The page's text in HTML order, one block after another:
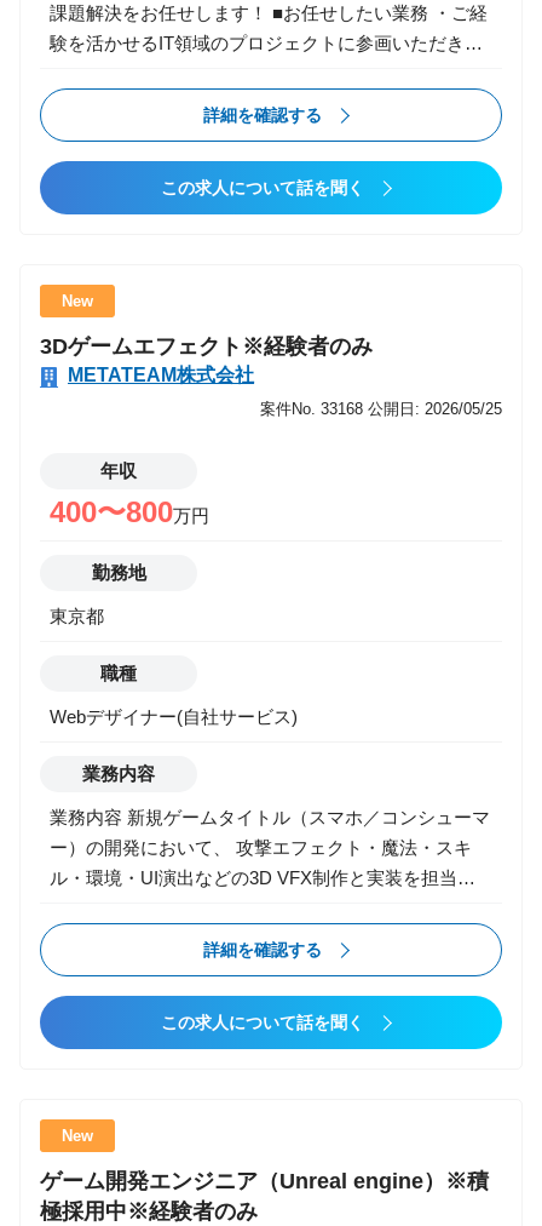
課題解決をお任せします！ ■お任せしたい業務 ・ご経
験を活かせるIT領域のプロジェクトに参画いただき、
ら担当プロジェクトを完遂 ・要件定義などの上流工程
から携わりプロジェクトでメンバーとして担当領域を
実施 ・PM/PMO案件を複数経験しながらコンサルティ
ング案件にチャレンジ ・拡大・成長する西日本拠点の
コンサルタントとしてキャリアアップしたい方 （スキ
ルアップ、年収アップ） ・会社の成長とともに、自身
も成長していきたい方 ・上流工程から参画し、大企業
に対しバリューを提供していきたい方 ■プロジェクト
対応、ログ監視等の各種領域に関するセキュリティソ
リューション導入を目指した実行計画策定を支援 ［ポ
ジション］コンサル ［規模］6名 ・官公庁向け基盤
刷新PMO支援 [プロジェクト概要] 既存システムの
EOL対応として基盤刷新を推進するPJのネットワーク
領域におけるPMO支援 [ポジション]PMO [規模]5名
能力 ・課題解決能力 ・コミュニケーション能力 ・大
規模プロジェクトにおけるプロジェクト推進力 ■弊社
スピード感のある働き方が可能 ・代表や事業責任者と
保有し、上流から下流まで一気通貫の支援実績あり ・
IoTやAI技術を用いたアプリケーション開発など、ソリ
ューションに囚われない提案が可能
詳細を確認する
この求人について話を聞く
New
3Dゲームエフェクト※経験者のみ
METATEAM株式会社
案件No. 33168 公開日: 2026/05/25
年収
400〜800万円
勤務地
東京都
職種
Webデザイナー(自社サービス)
業務内容
業務内容 新規ゲームタイトル（スマホ／コンシューマ
ー）の開発において、 攻撃エフェクト・魔法・スキ
ル・環境・UI演出などの3D VFX制作と実装を担当し
／軽量化／負荷管理／視認性 といったゲームならでは
の要素を踏まえ、演出クオリティとゲーム体験を両立
するポジションです。 【主な業務】 ▼ 3Dゲームエフ
ェクト制作（メイン） ・攻撃エフェクト（斬撃・衝撃
撃・予兆・警告エフェクト ・環境エフェクト（炎・
風・雨・雷・雪・霧 etc.） ・破壊・爆発・着弾・エネ
ルギー表現 ・カットシーン・演出シーンのエフェクト
▼ ゲーム実装（Unity／Unreal） ・Unity（Shuriken／
詳細を確認する
この求人について話を聞く
New
ゲーム開発エンジニア（Unreal engine）※積
極採用中※経験者のみ